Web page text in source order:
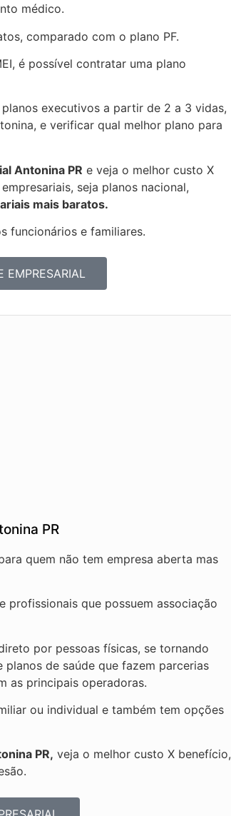
médico.
comparado com o plano PF.
é possível contratar uma plano
executivos a partir de 2 a 3 vidas,
e verificar qual melhor plano para
Antonina PR e veja o melhor custo X
seja planos nacional,
mais baratos.
funcionários e familiares.
EMPRESARIAL
PR
quem não tem empresa aberta mas
profissionais que possuem associação
por pessoas físicas, se tornando
de saúde que fazem parcerias
as principais operadoras.
ou individual e também tem opções
PR, veja o melhor custo X benefício,